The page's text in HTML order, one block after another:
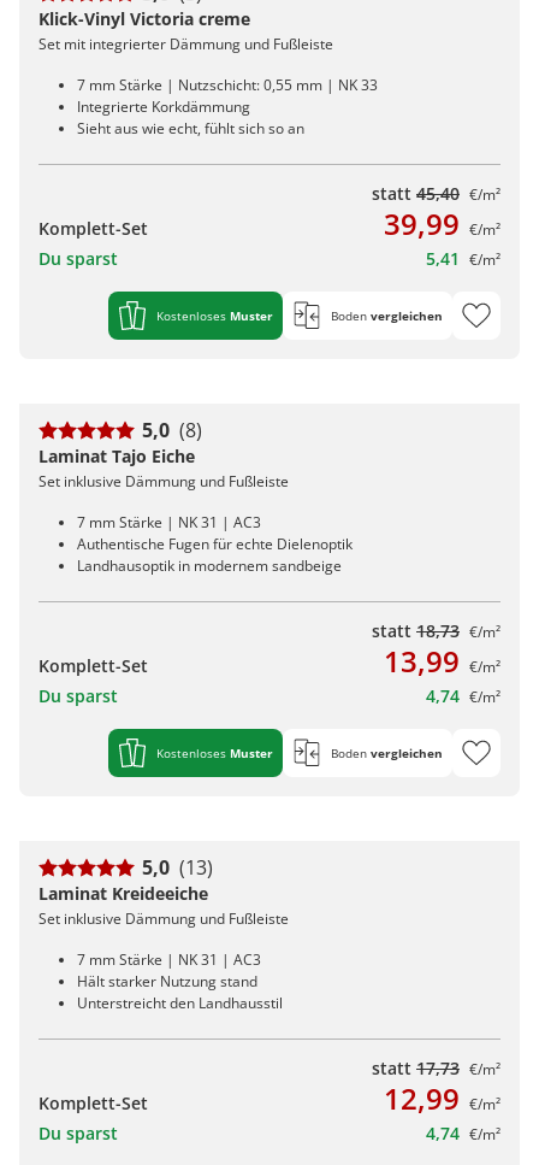
Klick-Vinyl Victoria creme
Set mit integrierter Dämmung und Fußleiste
7 mm Stärke | Nutzschicht: 0,55 mm | NK 33
Integrierte Korkdämmung
Sieht aus wie echt, fühlt sich so an
statt 45,40 €/m²
Komplett-Set 39,99 €/m²
Du sparst 5,41 €/m²
Kostenloses Muster Boden vergleichen
5,0 (8)
Laminat Tajo Eiche
Set inklusive Dämmung und Fußleiste
7 mm Stärke | NK 31 | AC3
Authentische Fugen für echte Dielenoptik
Landhausoptik in modernem sandbeige
statt 18,73 €/m²
Komplett-Set 13,99 €/m²
Du sparst 4,74 €/m²
Kostenloses Muster Boden vergleichen
5,0 (13)
Laminat Kreideeiche
Set inklusive Dämmung und Fußleiste
7 mm Stärke | NK 31 | AC3
Hält starker Nutzung stand
Unterstreicht den Landhausstil
statt 17,73 €/m²
Komplett-Set 12,99 €/m²
Du sparst 4,74 €/m²